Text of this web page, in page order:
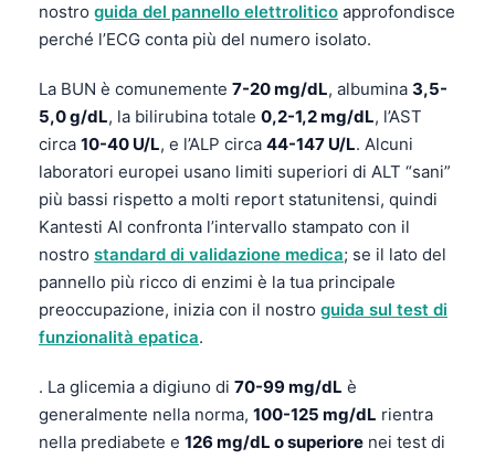
nostro guida del pannello elettrolitico approfondisce
perché l’ECG conta più del numero isolato.
La BUN è comunemente 7-20 mg/dL, albumina 3,5-
5,0 g/dL, la bilirubina totale 0,2-1,2 mg/dL, l’AST
circa 10-40 U/L, e l’ALP circa 44-147 U/L. Alcuni
laboratori europei usano limiti superiori di ALT “sani”
più bassi rispetto a molti report statunitensi, quindi
Kantesti AI confronta l’intervallo stampato con il
nostro standard di validazione medica; se il lato del
pannello più ricco di enzimi è la tua principale
preoccupazione, inizia con il nostro guida sul test di
funzionalità epatica.
. La glicemia a digiuno di 70-99 mg/dL è
generalmente nella norma, 100-125 mg/dL rientra
nella prediabete e 126 mg/dL o superiore nei test di